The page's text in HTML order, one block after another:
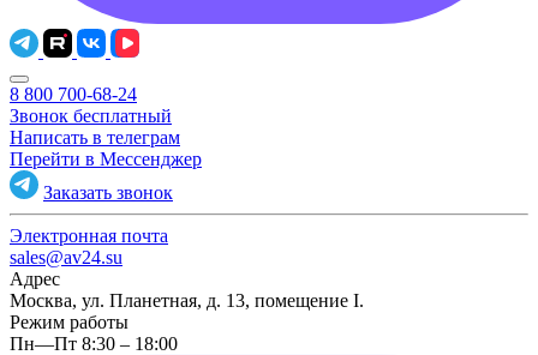
8 800 700-68-24
Звонок бесплатный
Написать в телеграм
Перейти в Мессенджер
Заказать звонок
Электронная почта
sales@av24.su
Адрес
Москва, ул. Планетная, д. 13, помещение I.
Режим работы
Пн—Пт 8:30 – 18:00